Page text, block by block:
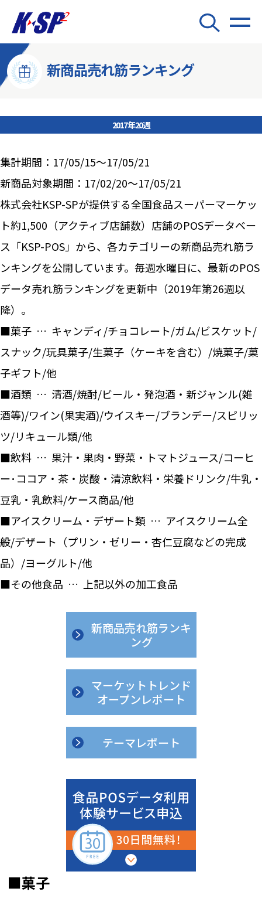
新商品売れ筋ランキング
2017年20週
集計期間：17/05/15～17/05/21
新商品対象期間：17/02/20～17/05/21
株式会社KSP-SPが提供する全国食品スーパーマーケッ
ト約1,500（アクティブ店舗数）店舗のPOSデータベー
ス「KSP-POS」から、各カテゴリーの新商品売れ筋ラ
ンキングを公開しています。毎週水曜日に、最新のPOS
データ売れ筋ランキングを更新中（2019年第26週以
降）。
■菓子 … キャンディ/チョコレート/ガム/ビスケット/
スナック/玩具菓子/生菓子（ケーキを含む）/焼菓子/菓
子ギフト/他
■酒類 … 清酒/焼酎/ビール・発泡酒・新ジャンル(雑
酒等)/ワイン(果実酒)/ウイスキー/ブランデー/スピリッ
ツ/リキュール類/他
■飲料 … 果汁・果肉・野菜・トマトジュース/コーヒ
ー･ココア・茶・炭酸・清涼飲料・栄養ドリンク/牛乳・
豆乳・乳飲料/ケース商品/他
■アイスクリーム・デザート類 … アイスクリーム全
般/デザート（プリン・ゼリー・杏仁豆腐などの完成
品）/ヨーグルト/他
■その他食品 … 上記以外の加工食品
新商品売れ筋ランキ
ング
マーケットトレンド
オープンレポート
テーマレポート
■菓子